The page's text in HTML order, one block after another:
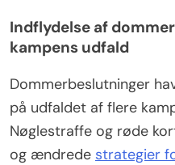
Indflydelse af
kampens udfald
Dommerbeslutninger
på udfaldet af flere
Nøglestraffe og røde
og ændrede strategier